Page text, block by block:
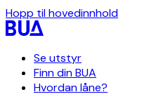
Hopp til hovedinnhold
Se utstyr
Finn din BUA
Hvordan låne?